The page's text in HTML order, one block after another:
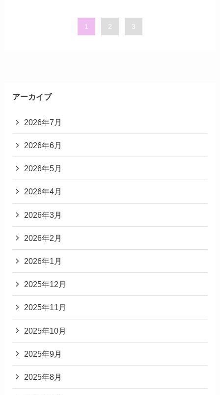
1 2 3
アーカイブ
2026年7月
2026年6月
2026年5月
2026年4月
2026年3月
2026年2月
2026年1月
2025年12月
2025年11月
2025年10月
2025年9月
2025年8月